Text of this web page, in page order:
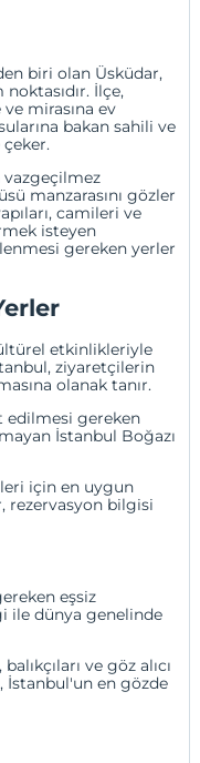
biri olan Üsküdar,
İlçe,
ve mirasına ev
bakan sahili ve
vazgeçilmez
manzarasını gözler
camileri ve
isteyen
gereken yerler
etkinlikleriyle
ziyaretçilerin
olanak tanır.
edilmesi gereken
İstanbul Boğazı
için en uygun
rezervasyon bilgisi
eşsiz
ile dünya genelinde
ve göz alıcı
İstanbul'un en gözde